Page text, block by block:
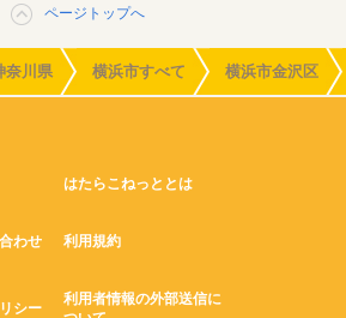
ページトップへ
奈川県 横浜市すべて 横浜市金沢区
はたらこねっととは
わせ 利用規約
シー
利用者情報の外部送信に